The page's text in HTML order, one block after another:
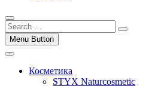
Menu Button
Косметика
STYX Naturcosmetic